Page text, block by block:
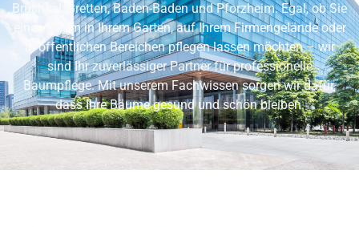
Bruchsal, Bretten, Baden-Baden und Pforzheim. Egal, ob Sie
einen Baum in IhremGarten, auf Ihrem Firmengelände oder
in öffentlichen Bereichen pflegen lassen möchten – wir
sind Ihr zuverlässiger Partner für professionelle
Baumpflege. Mit unserem Fachwissen sorgen wir dafür,
dass Ihre Bäume gesund und schön bleiben.